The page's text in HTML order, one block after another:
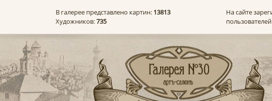
В галерее представлено картин: 13813
Художников:735
На сайте